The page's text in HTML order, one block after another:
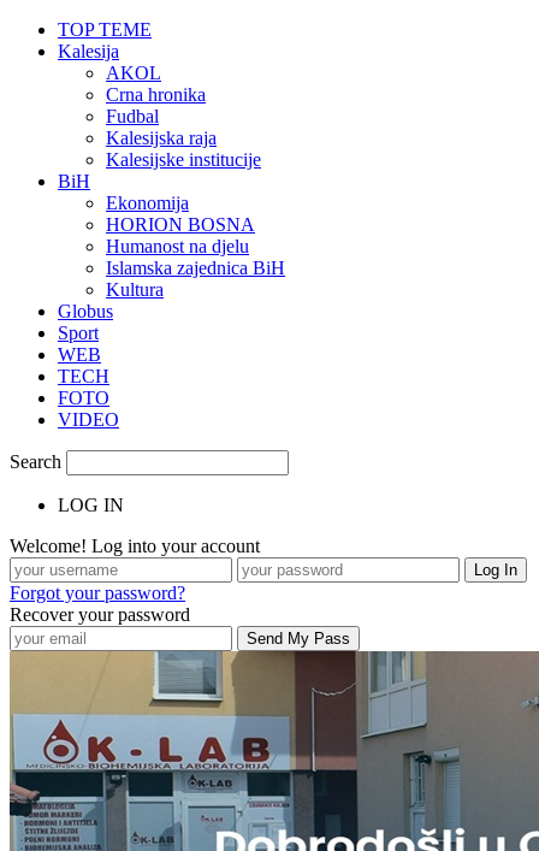
TOP TEME
Kalesija
AKOL
Crna hronika
Fudbal
Kalesijska raja
Kalesijske institucije
BiH
Ekonomija
HORION BOSNA
Humanost na djelu
Islamska zajednica BiH
Kultura
Globus
Sport
WEB
TECH
FOTO
VIDEO
Search
LOG IN
Welcome! Log into your account
Forgot your password?
Recover your password